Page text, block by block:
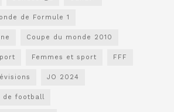
de Formule 1
Coupe du monde 2010
Femmes et sport FFF
JO 2024
de football